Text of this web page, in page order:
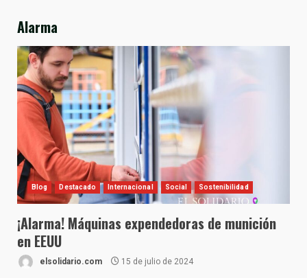
Alarma
Blog Destacado Internacional Social Sostenibilidad
¡Alarma! Máquinas expendedoras de munición
en EEUU
elsolidario.com 15 de julio de 2024